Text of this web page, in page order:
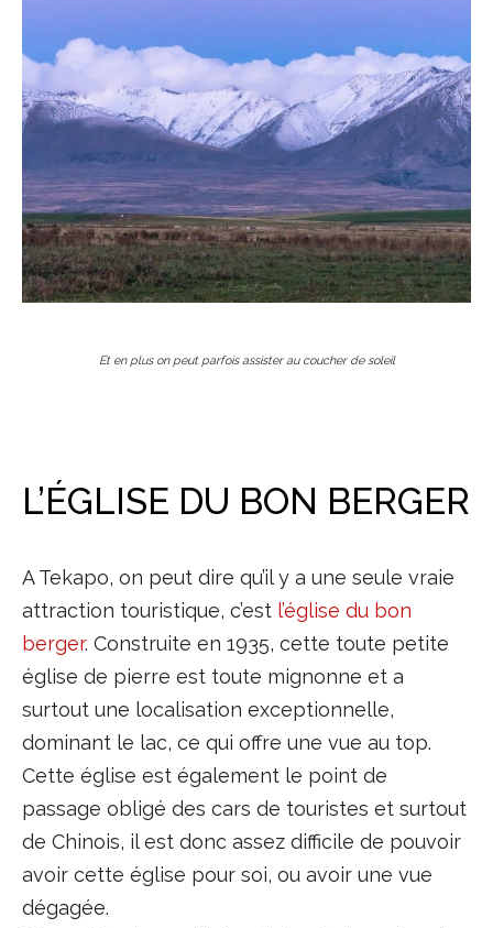
Et en plus on peut parfois assister au coucher de soleil
L’ÉGLISE DU BON BERGER
A Tekapo, on peut dire qu’il y a une seule vraie
attraction touristique, c’est l’église du bon
berger. Construite en 1935, cette toute petite
église de pierre est toute mignonne et a
surtout une localisation exceptionnelle,
dominant le lac, ce qui offre une vue au top.
Cette église est également le point de
passage obligé des cars de touristes et surtout
de Chinois, il est donc assez difficile de pouvoir
avoir cette église pour soi, ou avoir une vue
dégagée.